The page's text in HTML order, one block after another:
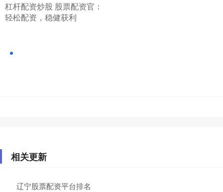
​杠杆配资炒股 股票配资官：
轻松配资，稳健获利
相关更新
辽宁股票配资平台排名